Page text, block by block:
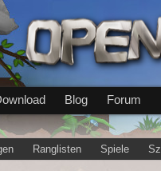
Blog Forum
Ranglisten Spiele